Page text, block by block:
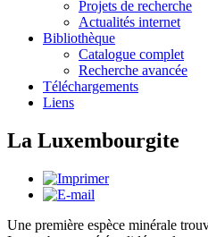
Projets de recherche
Actualités internet
Bibliothèque
Catalogue complet
Recherche avancée
Téléchargements
Liens
La Luxembourgite
Une première espèce minérale